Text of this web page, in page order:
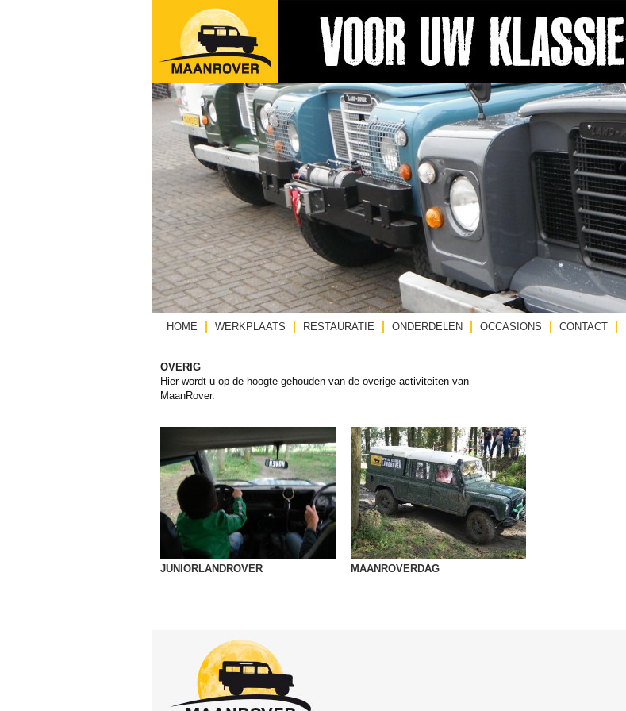
HOME WERKPLAATS RESTAURATIE ONDERDELEN OCCASIONS CONTACT
OVERIG
Hier wordt u op de hoogte gehouden van de overige activiteiten van
MaanRover.
JUNIORLANDROVER MAANROVERDAG